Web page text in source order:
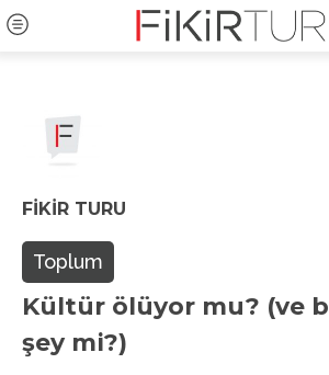
FIKIR TURU
Toplum
Kültür ölüyor mu? (ve
şey mi?)